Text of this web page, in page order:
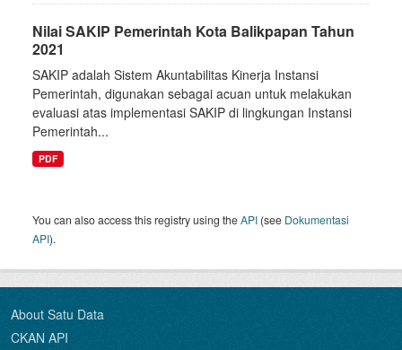
Nilai SAKIP Pemerintah Kota Balikpapan Tahun
2021
SAKIP adalah Sistem Akuntabilitas Kinerja Instansi
Pemerintah, digunakan sebagai acuan untuk melakukan
evaluasi atas implementasi SAKIP di lingkungan Instansi
Pemerintah...
PDF
You can also access this registry using theAPI (see Dokumentasi
API).
About Satu Data
CKAN API